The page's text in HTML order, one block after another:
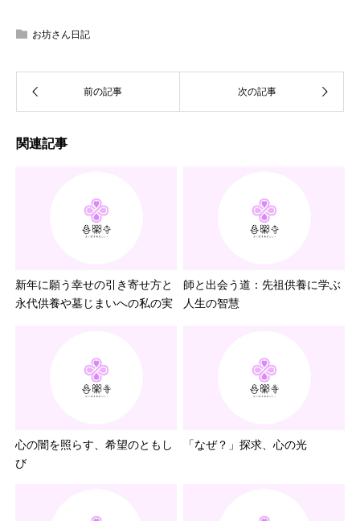
お坊さん日記
関連記事
新年に願う幸せの引き寄せ方と
永代供養や墓じまいへの私の...
師と出会う道：先祖供養に学ぶ
人生の智慧
心の闇を照らす、希望のともし
び
「なぜ？」探求、心の光